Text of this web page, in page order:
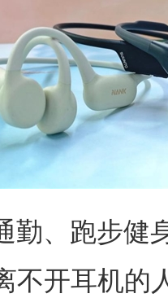
勤、跑步健
不开耳机的